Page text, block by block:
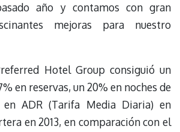
año y contamos con gran
mejoras para nuestro
Hotel Group consiguió un
en reservas, un 20% en noches de
ADR (Tarifa Media Diaria) en
en 2013, en comparación con el